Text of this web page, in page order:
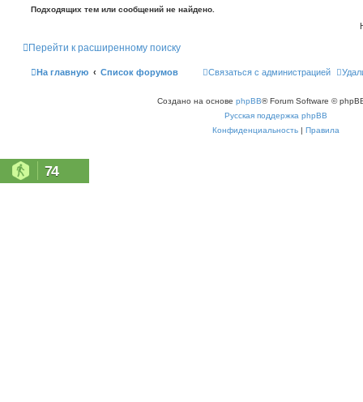
Подходящих тем или сообщений не найдено.
Перейти к расширенному поиску
На главную Список форумов Связаться с администрацией
Создано на основе phpBB® Forum Software ©
Русская поддержка phpBB
Конфиденциальность | Правила
74